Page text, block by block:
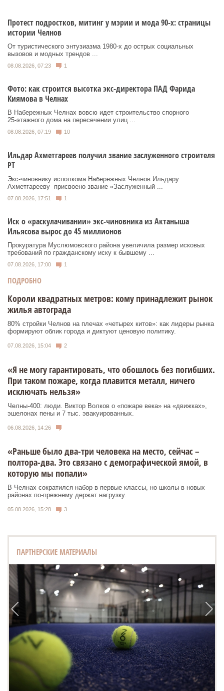
Протест подростков, митинг у мэрии и мода 90-х: страницы
истории Челнов
От туристического энтузиазма 1980‑х до острых социальных
вызовов и модных трендов ...
08.08.2026, 07:23 1
Фото: как строится высотка экс-директора ПАД Фарида
Киямова в Челнах
В Набережных Челнах вовсю идет строительство спорного
25‑этажного дома на пересечении улиц ...
08.08.2026, 07:19 10
Ильдар Ахметгареев получил звание заслуженного строителя
РТ
Экс‑чиновнику исполкома Набережных Челнов Ильдару
Ахметгарееву присвоено звание «Заслуженный ...
07.08.2026, 17:51 1
Иск о «раскулачивании» экс-чиновника из Актаныша
Ильясова вырос до 45 миллионов
Прокуратура Муслюмовского района увеличила размер исковых
требований по гражданскому иску к бывшему ...
07.08.2026, 17:00 1
ПОДРОБНО
Короли квадратных метров: кому принадлежит рынок
жилья автограда
80% стройки Челнов на плечах «четырех китов»: как лидеры рынка
формируют облик города и диктуют ценовую политику.
07.08.2026, 15:04 2
«Я не могу гарантировать, что обошлось без погибших.
При таком пожаре, когда плавится металл, ничего
исключать нельзя»
Челны-400: люди. Виктор Волков о «пожаре века» на «движках»,
эшелонах пены и 7 тыс. эвакуированных.
06.08.2026, 14:26
«Раньше было два-три человека на место, сейчас –
полтора-два. Это связано с демографической ямой, в
которую мы попали»
В Челнах сократился набор в первые классы, но школы в новых
районах по-прежнему держат нагрузку.
05.08.2026, 15:28 3
ПАРТНЕРСКИЕ МАТЕРИАЛЫ